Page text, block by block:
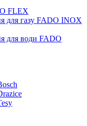
FLEX
для газу FADO INOX
для води FADO